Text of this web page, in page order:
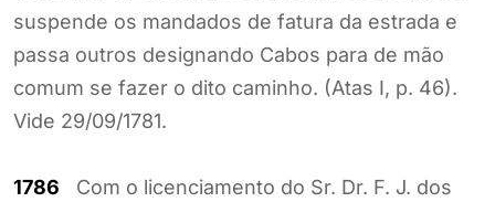
suspende os mandados de fatura da estrada e
passa outros designando Cabos para de mão
comum se fazer o dito caminho. (Atas I, p. 46).
Vide 29/09/1781.
1786 Com o licenciamento do Sr. Dr. F. J. dos